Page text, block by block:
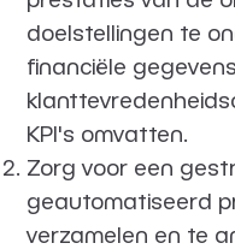
doelstellingen te
financiële
KPI's omvatten.
Zorg voor een
geautomatiseerd
verzamelen en te